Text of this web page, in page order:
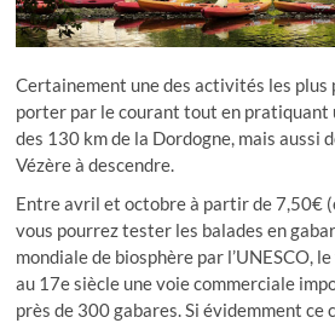
Certainement une des activités les plus
porter par le courant tout en pratiquant
des 130 km de la Dordogne, mais aussi
Vézère à descendre.
Entre avril et octobre à partir de 7,50€
vous pourrez tester les balades en
mondiale de biosphère par l’UNESCO,
au 17e siècle une voie commerciale
près de 300 gabares. Si évidemment ce